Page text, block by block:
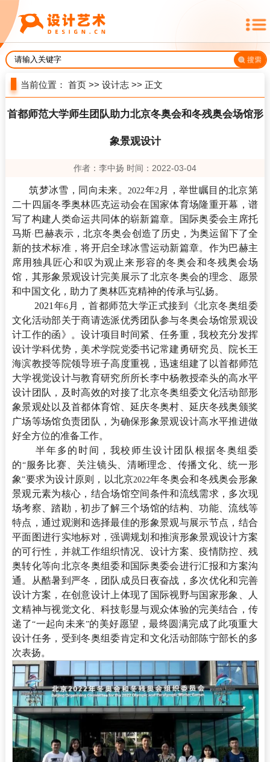
当前位置：首页 >>设计志 >> 正文
首都师范大学师生团队助力北京冬奥会和冬残奥会场馆形
象景观设计
作者：李中扬 时间：2022-03-04
筑梦冰雪，同向未来。 2022年2 月，举世瞩目的北京第
二十四届冬季奥林匹克运动会在国家体育场隆重开幕，谱
写了构建人类命运共同体的崭新篇章。国际奥委会主席托
马斯· 巴赫表示，北京冬奥会创造了历史，为奥运留下了全
新的技术标准，将开启全球冰雪运动新篇章。作为巴赫主
席用独具匠心和叹为观止来形容的冬奥会和冬残奥会场
馆，其形象景观设计完美展示了北京冬奥会的理念、愿景
和中国文化，助力了奥林匹克精神的传承与弘扬。
2021年6 月，首都师范大学正式接到《北京冬奥组委
文化活动部关于商请选派优秀团队参与冬奥会场馆景观设
计工作的函》。设计项目时间紧、任务重，我校充分发挥
设计学科优势，美术学院党委书记常建勇研究员、院长王
海滨教授等院领导班子高度重视，迅速组建了以首都师范
大学视觉设计与教育研究所所长李中杨教授牵头的高水平
设计团队，及时高效的对接了北京冬奥组委文化活动部形
象景观处以及首都体育馆、延庆冬奥村、延庆冬残奥颁奖
广场等场馆负责团队，为确保形象景观设计高水平推进做
好全方位的准备工作。
半年多的时间，我校师生设计团队根据冬奥组委
的“服务比赛、关注镜头、清晰理念、传播文化、统一形
象”要求为设计原则，以北京2022年冬奥会和冬残奥会形象
景观元素为核心，结合场馆空间条件和流线需求，多次现
场考察、踏勘，初步了解三个场馆的结构、功能、流线等
特点，通过观测和选择最佳的形象景观与展示节点，结合
平面图进行实地标对，强调规划和推演形象景观设计方案
的可行性，并就工作组织情况、设计方案、疫情防控、残
奥转化等向北京冬奥组委和国际奥委会进行汇报和方案沟
通。从酷暑到严冬，团队成员日夜奋战，多次优化和完善
设计方案，在创意设计上体现了国际视野与国家形象、人
文精神与视觉文化、科技彰显与观众体验的完美结合，传
递了“一起向未来”的美好愿望，最终圆满完成了此项重大
设计任务，受到冬奥组委肯定和文化活动部陈宁部长的多
次表扬。